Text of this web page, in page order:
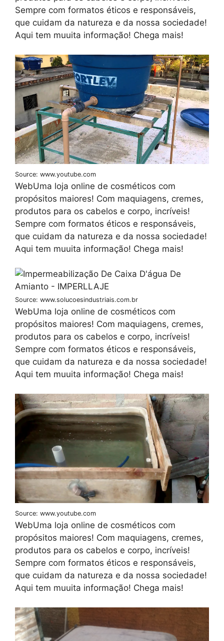
Sempre com formatos éticos e responsáveis,
que cuidam da natureza e da nossa sociedade!
Aqui tem muuita informação! Chega mais!
Source: www.youtube.com
WebUma loja online de cosméticos com
propósitos maiores! Com maquiagens, cremes,
produtos para os cabelos e corpo, incríveis!
Sempre com formatos éticos e responsáveis,
que cuidam da natureza e da nossa sociedade!
Aqui tem muuita informação! Chega mais!
Source: www.solucoesindustriais.com.br
WebUma loja online de cosméticos com
propósitos maiores! Com maquiagens, cremes,
produtos para os cabelos e corpo, incríveis!
Sempre com formatos éticos e responsáveis,
que cuidam da natureza e da nossa sociedade!
Aqui tem muuita informação! Chega mais!
Source: www.youtube.com
WebUma loja online de cosméticos com
propósitos maiores! Com maquiagens, cremes,
produtos para os cabelos e corpo, incríveis!
Sempre com formatos éticos e responsáveis,
que cuidam da natureza e da nossa sociedade!
Aqui tem muuita informação! Chega mais!